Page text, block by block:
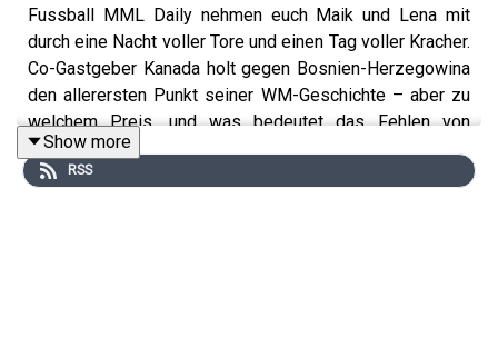
Fussball MML Daily nehmen euch Maik und Lena mit
durch eine Nacht voller Tore und einen Tag voller Kracher.
Co-Gastgeber Kanada holt gegen Bosnien-Herzegowina
den allerersten Punkt seiner WM-Geschichte – aber zu
welchem Preis, und was bedeutet das Fehlen von
Alphonso Davies? Die USA setzen mit einem
überzeugenden 4:1 gegen Paraguay das erste große
Show more
RSS